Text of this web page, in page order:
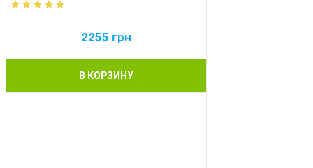
2255 грн
В КОРЗИНУ